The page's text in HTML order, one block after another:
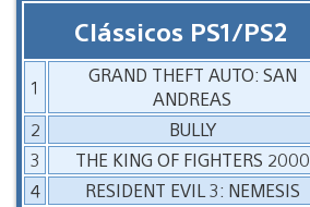
Clássicos PS1/PS2
1
GRAND THEFT AUTO: SAN
ANDREAS
2
BULLY
3
THE KING OF FIGHTERS 2000
4
RESIDENT EVIL 3: NEMESIS